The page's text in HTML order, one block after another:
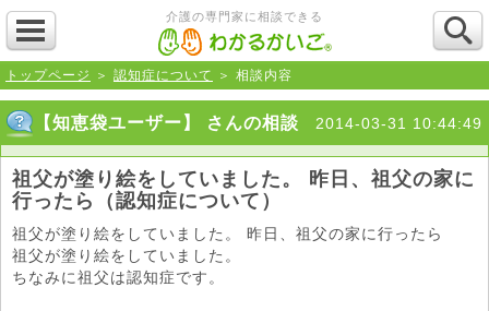
介護の専門家に相談できる
トップページ ＞ 認知症について ＞ 相談内容
【知恵袋ユーザー】 さんの相談 2014-03-31 10:44:49
祖父が塗り絵をしていました。 昨日、祖父の家に
行ったら（認知症について）
祖父が塗り絵をしていました。 昨日、祖父の家に行ったら
祖父が塗り絵をしていました。
ちなみに祖父は認知症です。